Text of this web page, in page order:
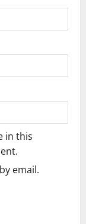
in this
email.